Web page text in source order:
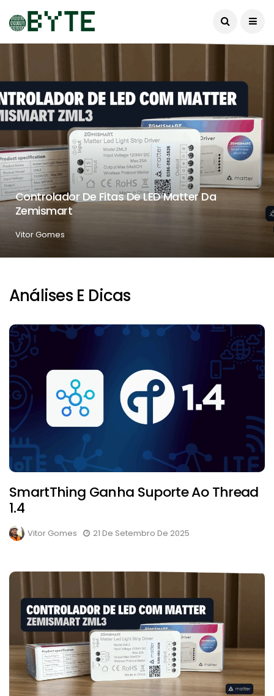
Controlador De Fitas De LED Matter Da
Zemismart
Vitor Gomes
Análises E Dicas
SmartThing Ganha Suporte Ao Thread
1.4
Vitor Gomes 21 De Setembro De 2025